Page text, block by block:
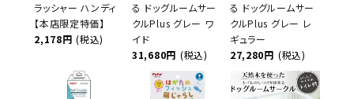
ラッシャー ハンディ
【本店限定特価】
2,178円 (税込)
る ドッグルームサー
クルPlus グレー ワ
イド
31,680円 (税込)
る ドッグルームサー
クルPlus グレー レ
ギュラー
27,280円 (税込)